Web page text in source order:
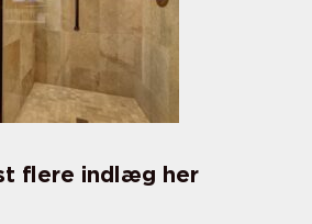
flere indlæg her